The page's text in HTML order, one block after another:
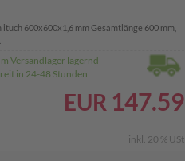
ituch 600x600x1,6 mm Gesamtlänge 600 mm,
Versandlager lagernd -
in 24-48 Stunden
EUR 147.59
inkl. 20 % USt